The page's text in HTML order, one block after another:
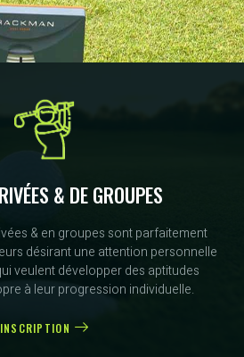
& DE GROUPES
& en groupes sont parfaitement
désirant une attention personnelle
veulent développer des aptitudes
à leur progression individuelle.
INSCRIPTION